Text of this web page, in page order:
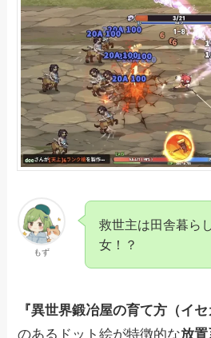
もず
救世主は田舎暮ら
女！？
『異世界鍛冶屋の育て方（イセ
のあるドット絵が特徴的な放置